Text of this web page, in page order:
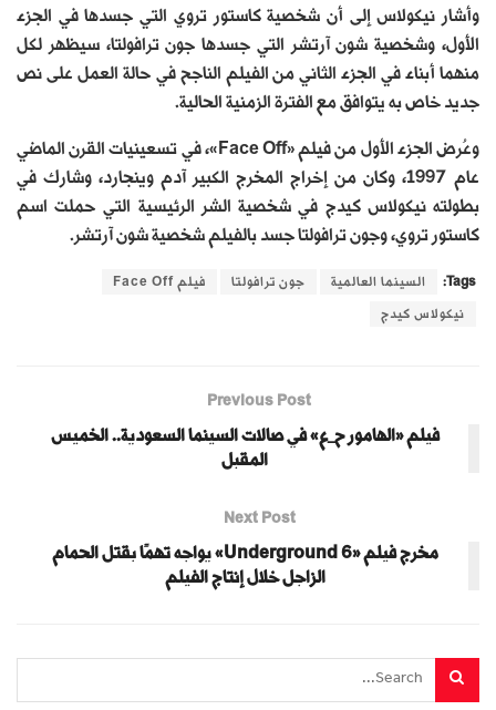
وأشار نيكولاس إلى أن شخصية كاستور تروي التي جسدها في الجزء
الأول، وشخصية شون آرتشر التي جسدها جون ترافولتا، سيظهر لكل
منهما أبناء في الجزء الثاني من الفيلم الناجح في حالة العمل على نص
جديد خاص به يتوافق مع الفترة الزمنية الحالية.
وعُرض الجزء الأول من فيلم «Face Off»، في تسعينيات القرن الماضي
عام 1997، وكان من إخراج المخرج الكبير آدم وينجارد، وشارك في
بطولته نيكولاس كيدج في شخصية الشر الرئيسية التي حملت اسم
كاستور تروي، وجون ترافولتا جسد بالفيلم شخصية شون آرتشر.
Tags: السينما العالمية جون ترافولتا فيلم Face Off
نيكولاس كيدج
Previous Post
فيلم «الهامور ح_ع» في صالات السينما السعودية.. الخميس
المقبل
Next Post
مخرج فيلم «6 Underground» يواجه تهمًا بقتل الحمام
الزاجل خلال إنتاج الفيلم